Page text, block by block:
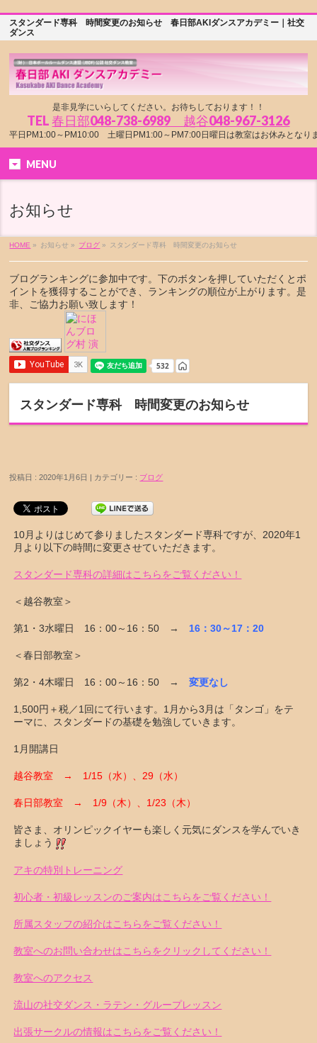
スタンダード専科 時間変更のお知らせ 春日部AKIダンスアカデミー｜社交
ダンス
是非見学にいらしてください。お待ちしております！！
TEL春日部048-738-6989 越谷048-967-3126
平日PM1:00～PM10:00 土曜日PM1:00～PM7:00日曜日は教室はお休みとなり
MENU
お知らせ
HOME » お知らせ » ブログ » スタンダード専科 時間変更のお知らせ
ブログランキングに参加中です。下のボタンを押していただくとポ
イントを獲得することができ、ランキングの順位が上がります。是
非、ご協力お願い致します！
スタンダード専科 時間変更のお知らせ
投稿日 : 2020年1月6日 | カテゴリー : ブログ
10月よりはじめて参りましたスタンダード専科ですが、2020年1
月より以下の時間に変更させていただきます。
スタンダード専科の詳細はこちらをご覧ください！
＜越谷教室＞
第1・3水曜日 16：00～16：50 →16：30～17：20
＜春日部教室＞
第2・4木曜日 16：00～16：50 →変更なし
1,500円＋税／1回にて行います。1月から3月は「タンゴ」をテ
ーマに、スタンダードの基礎を勉強していきます。
1月開講日
越谷教室 → 1/15（水）、29（水）
春日部教室 → 1/9（木）、1/23（木）
皆さま、オリンピックイヤーも楽しく元気にダンスを学んでいき
ましょう
アキの特別トレーニング
初心者・初級レッスンのご案内はこちらをご覧ください！
所属スタッフの紹介はこちらをご覧ください！
教室へのお問い合わせはこちらをクリックしてください！
教室へのアクセス
流山の社交ダンス・ラテン・グループレッスン
出張サークルの情報はこちらをご覧ください！